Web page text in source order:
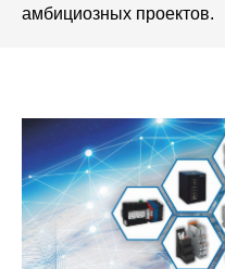
амбициозных проектов.